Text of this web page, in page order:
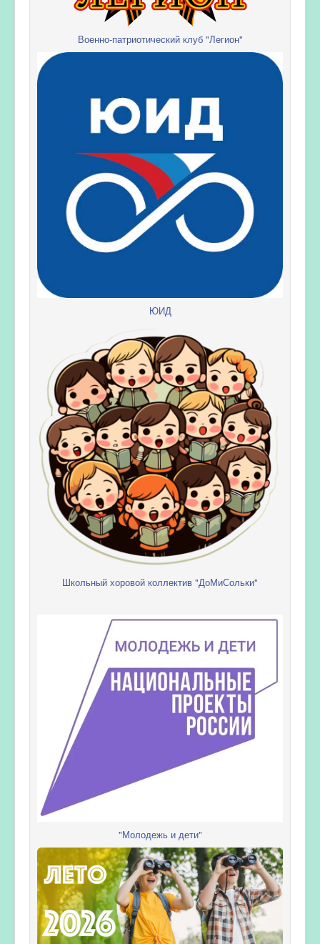
Военно-патриотический клуб "Легион"
ЮИД
Школьный хоровой коллектив "ДоМиСольки"
"Молодежь и дети"